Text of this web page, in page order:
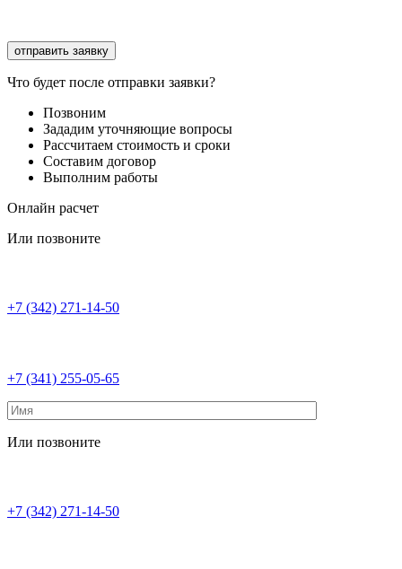
Что будет после отправки заявки?
Позвоним
Зададим уточняющие вопросы
Рассчитаем стоимость и сроки
Составим договор
Выполним работы
Онлайн расчет
Или позвоните
+7 (342) 271-14-50
+7 (341) 255-05-65
Или позвоните
+7 (342) 271-14-50